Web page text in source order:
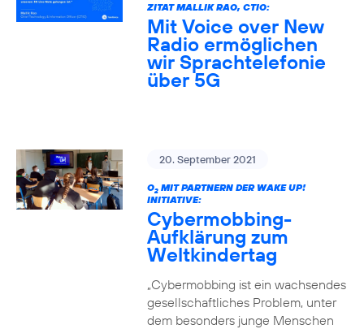
ZITAT MALLIK RAO, CTIO:
Mit Voice over New
Radio ermöglichen
wir Sprachtelefonie
über 5G
20. September 2021
O2MIT PARTNERN DER WAKE UP!
INITIATIVE:
Cybermobbing-
Aufklärung zum
Weltkindertag
„Cybermobbing ist ein wachsendes
gesellschaftliches Problem, unter
dem besonders junge Menschen